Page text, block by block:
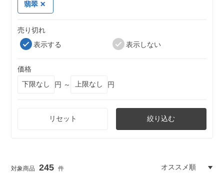
翡翠
売り切れ
表示する
表示しない
価格
円 ～
円
リセット 絞り込む
245